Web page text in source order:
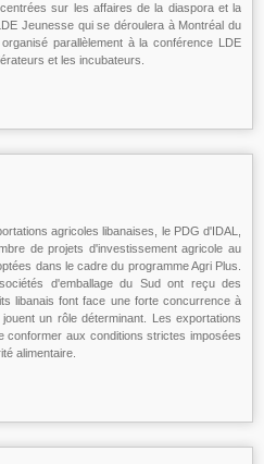
sur les affaires de la diaspora et la
Jeunesse qui se déroulera à Montréal du
parallèlement à la conférence LDE
et les incubateurs.
agricoles libanaises, le PDG d'IDAL,
de projets d'investissement agricole au
dans le cadre du programme Agri Plus.
d'emballage du Sud ont reçu des
libanais font face une forte concurrence à
un rôle déterminant. Les exportations
conformer aux conditions strictes imposées
alimentaire.